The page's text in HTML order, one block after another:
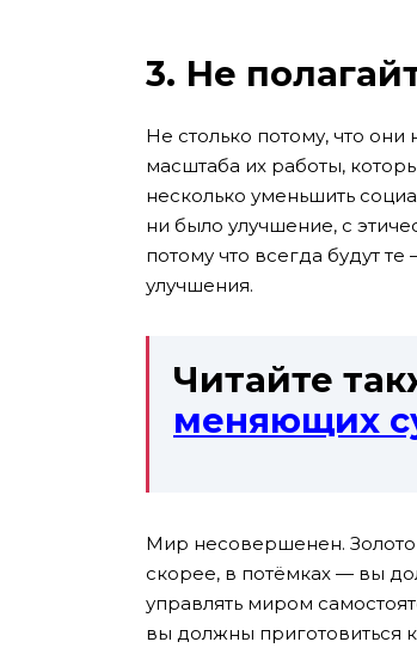
3. Не
Не столько потому, что
масштаба их работы,
несколько уменьшить
ни было улучшение, с
потому что всегда будут
улучшения.
Читайте
меняющих
Мир несовершенен.
скорее, в потёмках — вы
управлять миром
вы должны приготовиться